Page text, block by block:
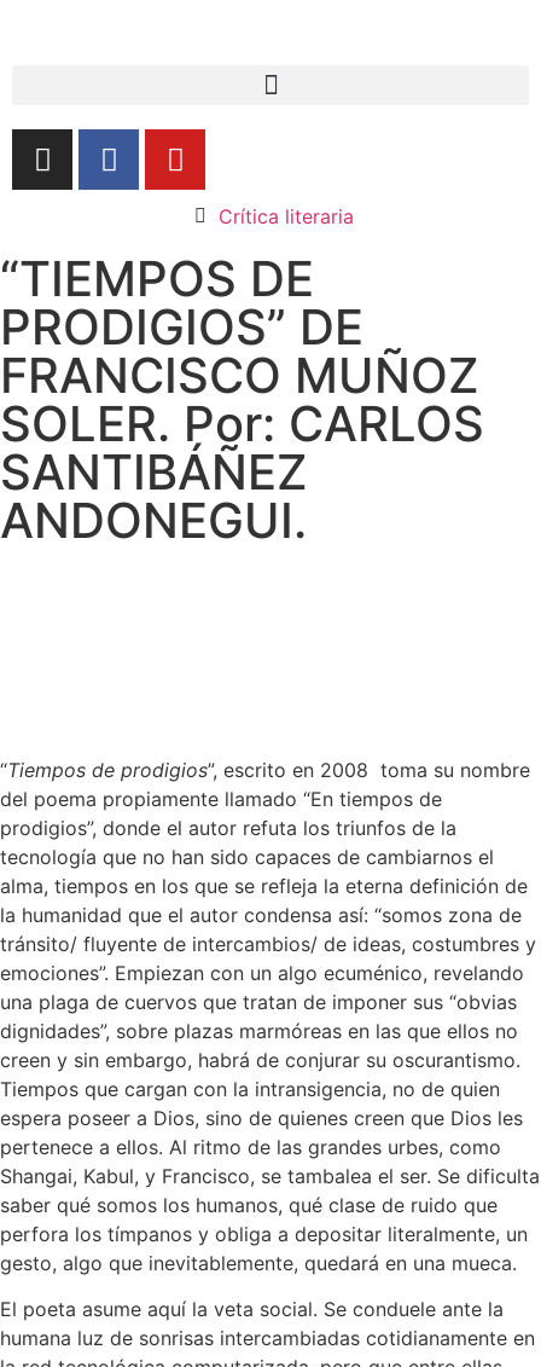
Crítica literaria
“TIEMPOS DE
PRODIGIOS” DE
FRANCISCO MUÑOZ
SOLER. Por: CARLOS
SANTIBÁÑEZ
ANDONEGUI.
“Tiempos de prodigios”, escrito en 2008 toma su nombre
del poema propiamente llamado “En tiempos de
prodigios”, donde el autor refuta los triunfos de la
tecnología que no han sido capaces de cambiarnos el
alma, tiempos en los que se refleja la eterna definición de
la humanidad que el autor condensa así: “somos zona de
tránsito/ fluyente de intercambios/ de ideas, costumbres y
emociones”. Empiezan con un algo ecuménico, revelando
una plaga de cuervos que tratan de imponer sus “obvias
dignidades”, sobre plazas marmóreas en las que ellos no
creen y sin embargo, habrá de conjurar su oscurantismo.
Tiempos que cargan con la intransigencia, no de quien
espera poseer a Dios, sino de quienes creen que Dios les
pertenece a ellos. Al ritmo de las grandes urbes, como
Shangai, Kabul, y Francisco, se tambalea el ser. Se dificulta
saber qué somos los humanos, qué clase de ruido que
perfora los tímpanos y obliga a depositar literalmente, un
gesto, algo que inevitablemente, quedará en una mueca.
El poeta asume aquí la veta social. Se conduele ante la
humana luz de sonrisas intercambiadas cotidianamente en